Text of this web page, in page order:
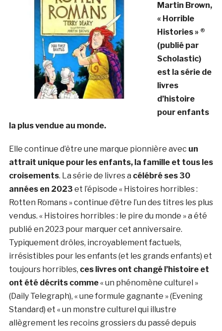
Martin Brown,
« Horrible
Histories » ®
(publié par
Scholastic)
est la série de
livres
d’histoire
pour enfants
la plus vendue au monde.
Elle continue d’être une marque pionnière avec un
attrait unique pour les enfants, la famille et tous les
croisements. La série de livres a célébré ses 30
années en 2023 et l’épisode « Histoires horribles :
Rotten Romans » continue d’être l’un des titres les plus
vendus. « Histoires horribles : le pire du monde » a été
publié en 2023 pour marquer cet anniversaire.
Typiquement drôles, incroyablement factuels,
irrésistibles pour les enfants (et les grands enfants) et
toujours horribles, ces livres ont changé l’histoire et
ont été décrits comme« un phénomène culturel »
(Daily Telegraph), « une formule gagnante » (Evening
Standard) et « un monstre culturel qui illustre
allègrement les recoins grossiers du passé depuis